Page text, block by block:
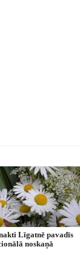
Līgatnē pavadīs
noskaņā